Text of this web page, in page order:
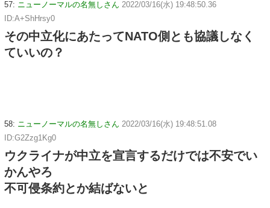
57: ニューノーマルの名無しさん 2022/03/16(水) 19:48:50.36
ID:A+ShHrsy0
その中立化にあたってNATO側とも協議しなく
ていいの？
58: ニューノーマルの名無しさん 2022/03/16(水) 19:48:51.08
ID:G2Zzg1Kg0
ウクライナが中立を宣言するだけでは不安でい
かんやろ
不可侵条約とか結ばないと